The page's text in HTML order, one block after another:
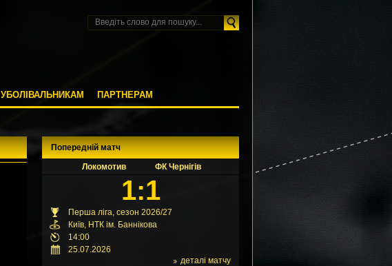
УБОЛІВАЛЬНИКАМ ПАРТНЕРАМ
Попередній матч
Локомотив
ФК Чернігів
1:1
Перша ліга, сезон 2026/27
Київ, НТК ім. Баннікова
14:00
25.07.2026
деталі матчу